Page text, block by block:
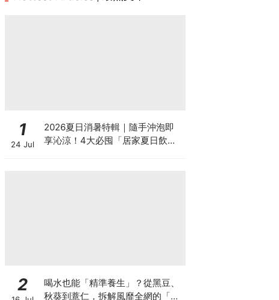
1
24 Jul
2026夏日消暑特輯｜隨手沖泡即
享沁涼！4大必囤「居家夏日飲
2
喝水也能「精準養生」？從黑豆、
秋葵到薏仁，拆解風靡全網的「食